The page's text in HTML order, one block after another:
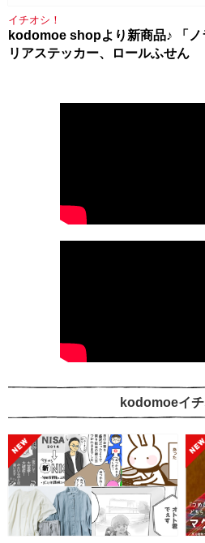
イチオシ！
kodomoe shopより新商品♪ 「ノ
リアステッカー、ロールふせん
kodomoeイチ